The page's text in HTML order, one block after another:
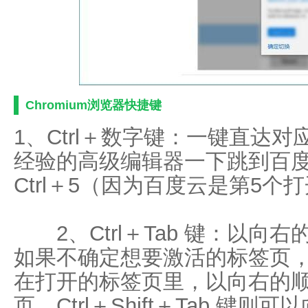
Chromium浏览器快捷键
1、Ctrl＋数字键：一键直达对
经验的高级编辑器一下跳到百
Ctrl＋5（因为百度云是第5个
2、Ctrl＋Tab 键：以向右
如果不确定想要激活的标签页
在打开的标签页里，以向右的